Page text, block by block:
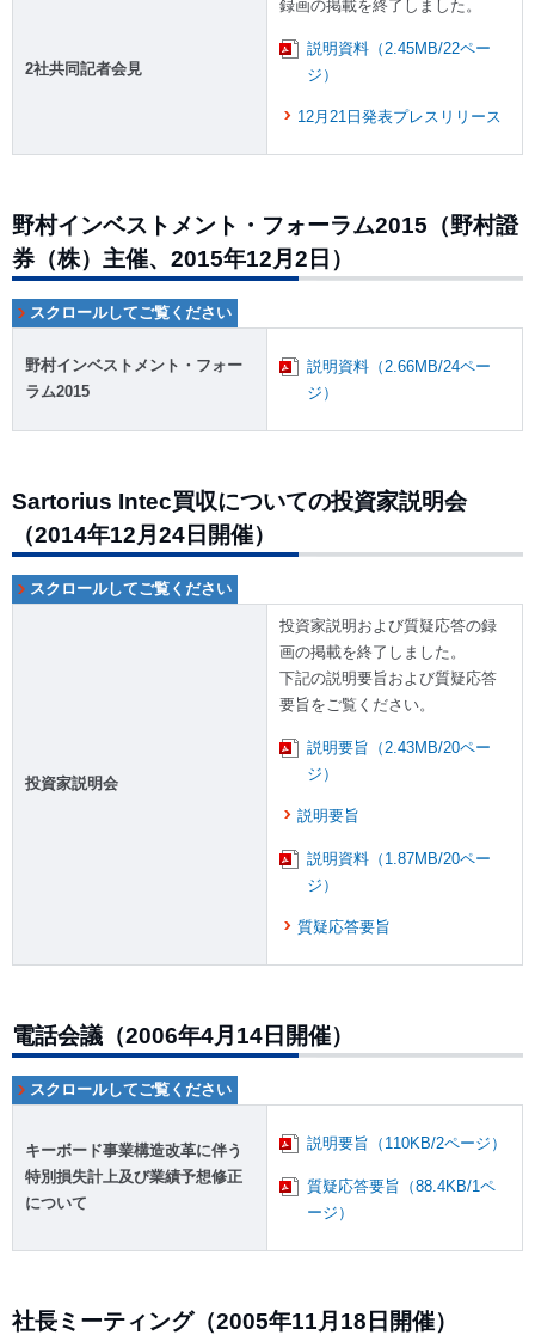
2社共同記者会見
録画の掲載を終了しました。
説明資料（2.45MB/22ペー
ジ）
12月21日発表プレスリリース
野村インベストメント・フォーラム2015（野村證
券（株）主催、2015年12月2日）
野村インベストメント・フォー
ラム2015
説明資料（2.66MB/24ペー
ジ）
Sartorius Intec買収についての投資家説明会
（2014年12月24日開催）
投資家説明会
投資家説明および質疑応答の録
画の掲載を終了しました。
下記の説明要旨および質疑応答
要旨をご覧ください。
説明要旨（2.43MB/20ペー
ジ）
説明要旨
説明資料（1.87MB/20ペー
ジ）
質疑応答要旨
電話会議（2006年4月14日開催）
キーボード事業構造改革に伴う
特別損失計上及び業績予想修正
について
説明要旨（110KB/2ページ）
質疑応答要旨（88.4KB/1ペ
ージ）
社長ミーティング（2005年11月18日開催）